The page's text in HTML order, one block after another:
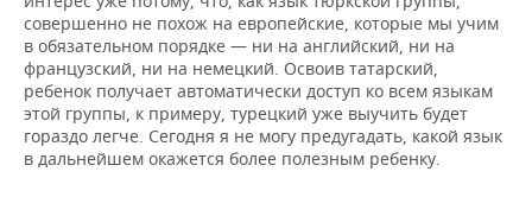
совершенно не похож на европейские, которые мы учим
в обязательном порядке — ни на английский, ни на
французский, ни на немецкий. Освоив татарский,
ребенок получает автоматически доступ ко всем языкам
этой группы, к примеру, турецкий уже выучить будет
гораздо легче. Сегодня я не могу предугадать, какой язык
в дальнейшем окажется более полезным ребенку.